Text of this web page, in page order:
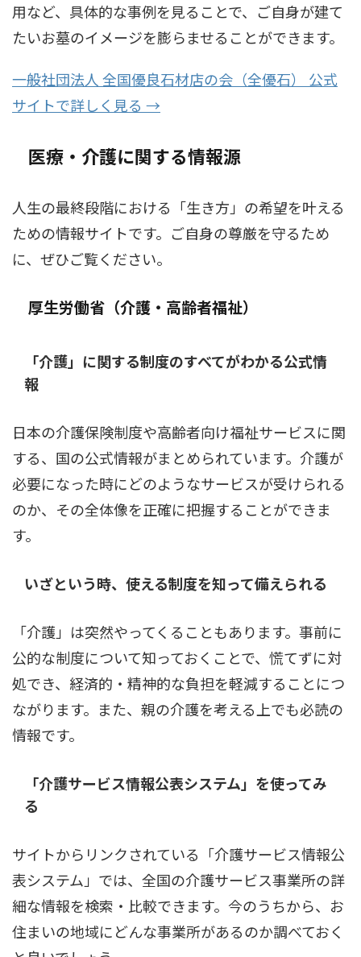
用など、具体的な事例を見ることで、ご自身が建て
たいお墓のイメージを膨らませることができます。
一般社団法人 全国優良石材店の会（全優石） 公式
サイトで詳しく見る →
医療・介護に関する情報源
人生の最終段階における「生き方」の希望を叶える
ための情報サイトです。ご自身の尊厳を守るため
に、ぜひご覧ください。
厚生労働省（介護・高齢者福祉）
「介護」に関する制度のすべてがわかる公式情
報
日本の介護保険制度や高齢者向け福祉サービスに関
する、国の公式情報がまとめられています。介護が
必要になった時にどのようなサービスが受けられる
のか、その全体像を正確に把握することができま
す。
いざという時、使える制度を知って備えられる
「介護」は突然やってくることもあります。事前に
公的な制度について知っておくことで、慌てずに対
処でき、経済的・精神的な負担を軽減することにつ
ながります。また、親の介護を考える上でも必読の
情報です。
「介護サービス情報公表システム」を使ってみ
る
サイトからリンクされている「介護サービス情報公
表システム」では、全国の介護サービス事業所の詳
細な情報を検索・比較できます。今のうちから、お
住まいの地域にどんな事業所があるのか調べておく